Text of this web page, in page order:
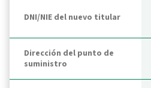
DNI/NIE del nuevo titular
Dirección del punto de
suministro